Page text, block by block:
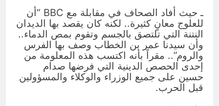
ـ حيث أفاد الصحاف في مقابلة مع BBC “أن
للعلوج معانٍ كثيرة.. لكنه كان يقصد بها الديدان
النتنة التي تلتصق بالجسم وتقوم بمص الدماء..
وأن سيدنا عمر بن الخطاب وصف بها الفرس
والروم”.. مقراً بأنه اكتسب هذه المعلومة من
إحدى الحصص الدينية التي فرضها صدام
حسين على جميع الوزراء والوكلاء والمسؤولين
قبل الحرب.